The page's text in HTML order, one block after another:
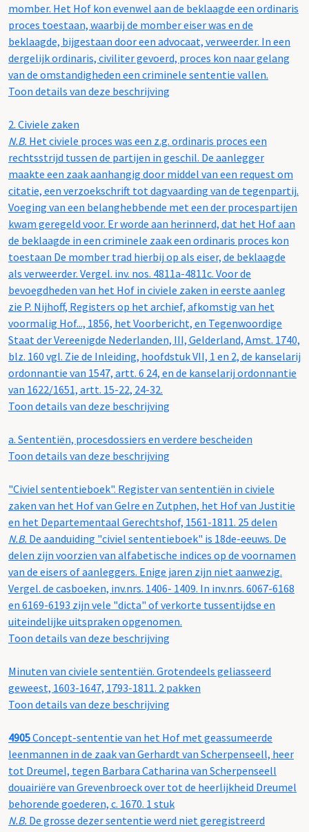
momber. Het Hof kon evenwel aan de beklaagde een ordinaris
proces toestaan, waarbij de momber eiser was en de
beklaagde, bijgestaan door een advocaat, verweerder. In een
dergelijk ordinaris, civiliter gevoerd, proces kon naar gelang
van de omstandigheden een criminele sententie vallen.
Toon details van deze beschrijving
2. Civiele zaken
N.B. Het civiele proces was een z.g. ordinaris proces een
rechtsstrijd tussen de partijen in geschil. De aanlegger
maakte een zaak aanhangig door middel van een request om
citatie, een verzoekschrift tot dagvaarding van de tegenpartij.
Voeging van een belanghebbende met een der procespartijen
kwam geregeld voor. Er worde aan herinnerd, dat het Hof aan
de beklaagde in een criminele zaak een ordinaris proces kon
toestaan De momber trad hierbij op als eiser, de beklaagde
als verweerder. Vergel. inv. nos. 4811a-4811c. Voor de
bevoegdheden van het Hof in civiele zaken in eerste aanleg
zie P. Nijhoff, Registers op het archief, afkomstig van het
voormalig Hof..., 1856, het Voorbericht, en Tegenwoordige
Staat der Vereenigde Nederlanden, III, Gelderland, Amst. 1740,
blz. 160 vgl. Zie de Inleiding, hoofdstuk VII, 1 en 2, de kanselarij
ordonnantie van 1547, artt. 6 24, en de kanselarij ordonnantie
van 1622/1651, artt. 15-22, 24-32.
Toon details van deze beschrijving
a. Sententiën, procesdossiers en verdere bescheiden
Toon details van deze beschrijving
"Civiel sententieboek". Register van sententiën in civiele
zaken van het Hof van Gelre en Zutphen, het Hof van Justitie
en het Departementaal Gerechtshof, 1561-1811. 25 delen
N.B. De aanduiding "civiel sententieboek" is 18de-eeuws. De
delen zijn voorzien van alfabetische indices op de voornamen
van de eisers of aanleggers. Enige jaren zijn niet aanwezig.
Vergel. de casboeken, inv.nrs. 1406- 1409. In inv.nrs. 6067-6168
en 6169-6193 zijn vele "dicta" of verkorte tussentijdse en
uiteindelijke uitspraken opgenomen.
Toon details van deze beschrijving
Minuten van civiele sententiën. Grotendeels geliasseerd
geweest, 1603-1647, 1793-1811. 2 pakken
Toon details van deze beschrijving
4905Concept-sententie van het Hof met geassumeerde
leenmannen in de zaak van Gerhardt van Scherpenseell, heer
tot Dreumel, tegen Barbara Catharina van Scherpenseell
douairiëre van Grevenbroeck over tot de heerlijkheid Dreumel
behorende goederen, c. 1670. 1 stuk
N.B. De grosse dezer sententie werd niet geregistreerd